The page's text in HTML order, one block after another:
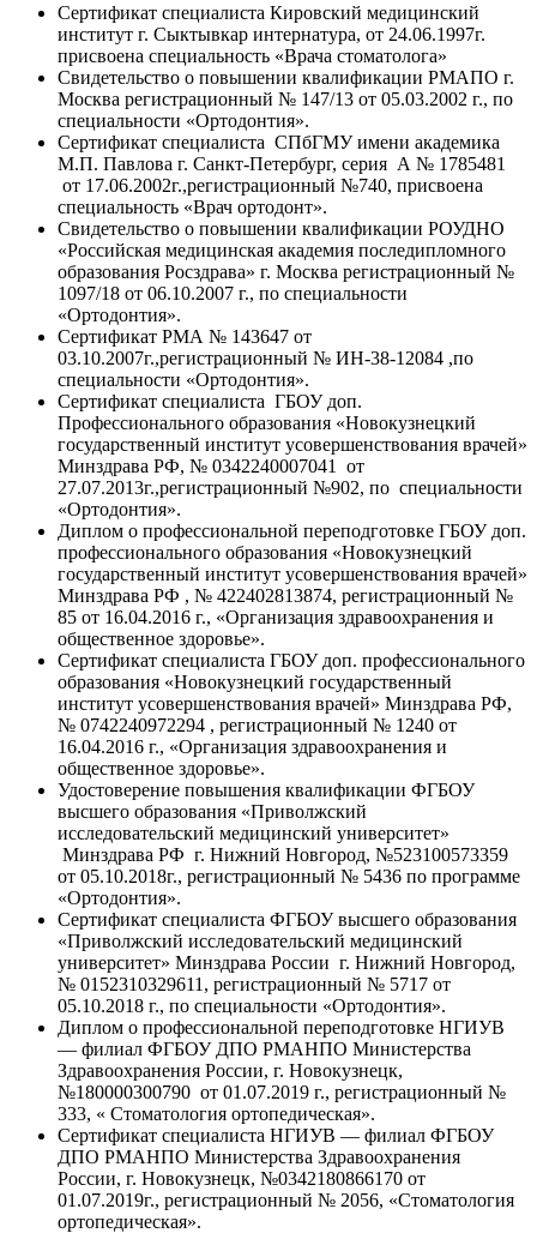
Сертификат специалиста Кировский медицинский
институт г. Сыктывкар интернатура, от 24.06.1997г.
присвоена специальность «Врача стоматолога»
Свидетельство о повышении квалификации РМАПО г.
Москва регистрационный № 147/13 от 05.03.2002 г., по
специальности «Ортодонтия».
Сертификат специалиста СПбГМУ имени академика
М.П. Павлова г. Санкт-Петербург, серия А № 1785481
от 17.06.2002г.,регистрационный №740, присвоена
специальность «Врач ортодонт».
Свидетельство о повышении квалификации РОУДНО
«Российская медицинская академия последипломного
образования Росздрава» г. Москва регистрационный №
1097/18 от 06.10.2007 г., по специальности
«Ортодонтия».
Сертификат РМА № 143647 от
03.10.2007г.,регистрационный № ИН-38-12084 ,по
специальности «Ортодонтия».
Сертификат специалиста ГБОУ доп.
Профессионального образования «Новокузнецкий
государственный институт усовершенствования врачей»
Минздрава РФ, № 0342240007041 от
27.07.2013г.,регистрационный №902, по специальности
«Ортодонтия».
Диплом о профессиональной переподготовке ГБОУ доп.
профессионального образования «Новокузнецкий
государственный институт усовершенствования врачей»
Минздрава РФ , № 422402813874, регистрационный №
85 от 16.04.2016 г., «Организация здравоохранения и
общественное здоровье».
Сертификат специалиста ГБОУ доп. профессионального
образования «Новокузнецкий государственный
институт усовершенствования врачей» Минздрава РФ,
№ 0742240972294 , регистрационный № 1240 от
16.04.2016 г., «Организация здравоохранения и
общественное здоровье».
Удостоверение повышения квалификации ФГБОУ
высшего образования «Приволжский
исследовательский медицинский университет»
Минздрава РФ г. Нижний Новгород, №523100573359
от 05.10.2018г., регистрационный № 5436 по программе
«Ортодонтия».
Сертификат специалиста ФГБОУ высшего образования
«Приволжский исследовательский медицинский
университет» Минздрава России г. Нижний Новгород,
№ 0152310329611, регистрационный № 5717 от
05.10.2018 г., по специальности «Ортодонтия».
Диплом о профессиональной переподготовке НГИУВ
— филиал ФГБОУ ДПО РМАНПО Министерства
Здравоохранения России, г. Новокузнецк,
№180000300790 от 01.07.2019 г., регистрационный №
333, « Стоматология ортопедическая».
Сертификат специалиста НГИУВ — филиал ФГБОУ
ДПО РМАНПО Министерства Здравоохранения
России, г. Новокузнецк, №0342180866170 от
01.07.2019г., регистрационный № 2056, «Стоматология
ортопедическая».